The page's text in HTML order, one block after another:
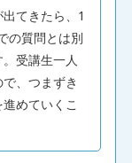
てきたら、1
の質問とは別
受講生一人
、つまずき
めていくこ